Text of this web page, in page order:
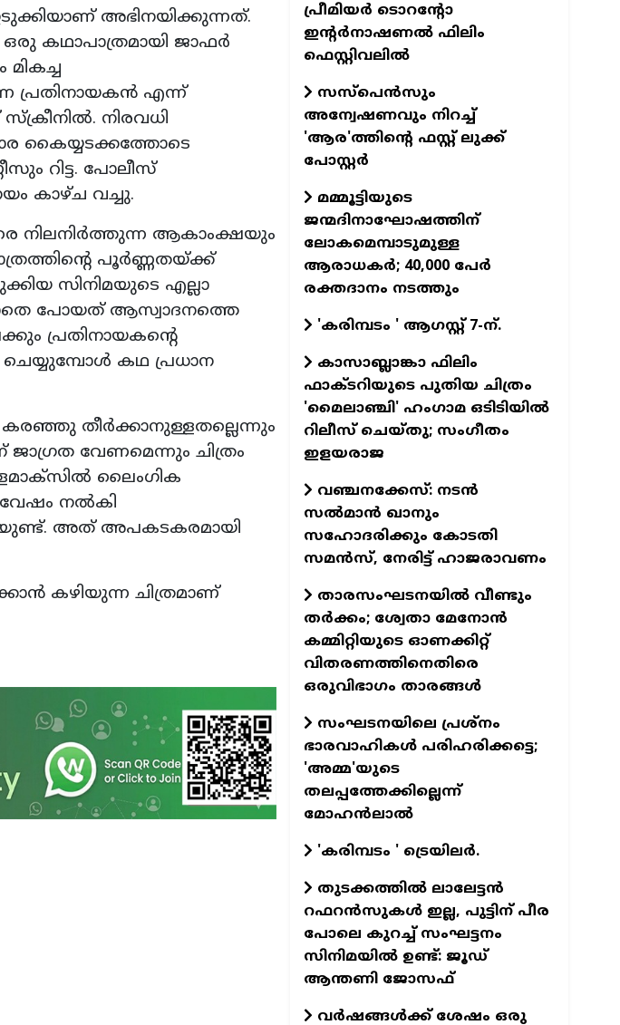
അഭിനയിക്കുന്നത്.
കഥാപാത്രമായി ജാഫര്‍
പ്രതിനായകന്‍ എന്ന്
നിരവധി
കൈയ്യടക്കത്തോടെ
റിട്ട. പോലീസ്
കാഴ്ച വച്ചു.
നിലനിര്‍ത്തുന്ന ആകാംക്ഷയും
പൂര്‍ണ്ണതയ്ക്ക്
സിനിമയുടെ എല്ലാ
പോയത് ആസ്വാദനത്തെ
പ്രതിനായകന്റെ
ചെയ്യുമ്പോള്‍ കഥ പ്രധാന
തീര്‍ക്കാനുള്ളതല്ലെന്നും
വേണമെന്നും ചിത്രം
ലൈംഗിക
നല്‍കി
അത് അപകടകരമായി
കഴിയുന്ന ചിത്രമാണ്
പ്രീമിയര്‍ ടൊറന്റോ
ഇന്റര്‍നാഷണല്‍ ഫിലിം
ഫെസ്റ്റിവലില്‍
സസ്പെന്‍സും
അന്വേഷണവും നിറച്ച്
'ആര'ത്തിന്റെ ഫസ്റ്റ് ലുക്ക്
പോസ്റ്റര്‍
മമ്മൂട്ടിയുടെ
ജന്മദിനാഘോഷത്തിന്
ലോകമെമ്പാടുമുള്ള
ആരാധകര്‍; 40,000 പേര്‍
രക്തദാനം നടത്തും
'കരിമ്പടം ' ആഗസ്റ്റ് 7-ന്.
കാസാബ്ലാങ്കാ ഫിലിം
ഫാക്ടറിയുടെ പുതിയ ചിത്രം
'മൈലാഞ്ചി' ഹംഗാമ ഒടിടിയില്‍
റിലീസ് ചെയ്തു; സംഗീതം
ഇളയരാജ
വഞ്ചനക്കേസ്: നടന്‍
സല്‍മാന്‍ ഖാനും
സഹോദരിക്കും കോടതി
സമന്‍സ്, നേരിട്ട് ഹാജരാവണം
താരസംഘടനയില്‍ വീണ്ടും
തര്‍ക്കം; ശ്വേതാ മേനോന്‍
കമ്മിറ്റിയുടെ ഓണക്കിറ്റ്
വിതരണത്തിനെതിരെ
ഒരുവിഭാഗം താരങ്ങള്‍
സംഘടനയിലെ പ്രശ്നം
ഭാരവാഹികൾ പരിഹരിക്കട്ടെ;
'അമ്മ'യുടെ
തലപ്പത്തേക്കില്ലെന്ന്
മോഹൻലാൽ
'കരിമ്പടം ' ട്രെയിലര്‍.
തുടക്കത്തില്‍ ലാലേട്ടന്‍
റഫറന്‍സുകള്‍ ഇല്ല, പുട്ടിന് പീര
പോലെ കുറച്ച് സംഘട്ടനം
സിനിമയില്‍ ഉണ്ട്: ജൂഡ്
ആന്തണി ജോസഫ്
വര്‍ഷങ്ങള്‍ക്ക് ശേഷം ഒരു